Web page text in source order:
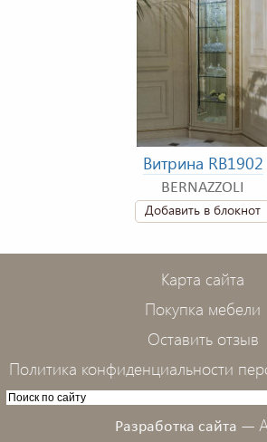
Витрина RB1902
BERNAZZOLI
Добавить в блокнот
Карта сайта
Покупка мебели
Оставить отзыв
Политика конфиденциальности
Разработка сайта —